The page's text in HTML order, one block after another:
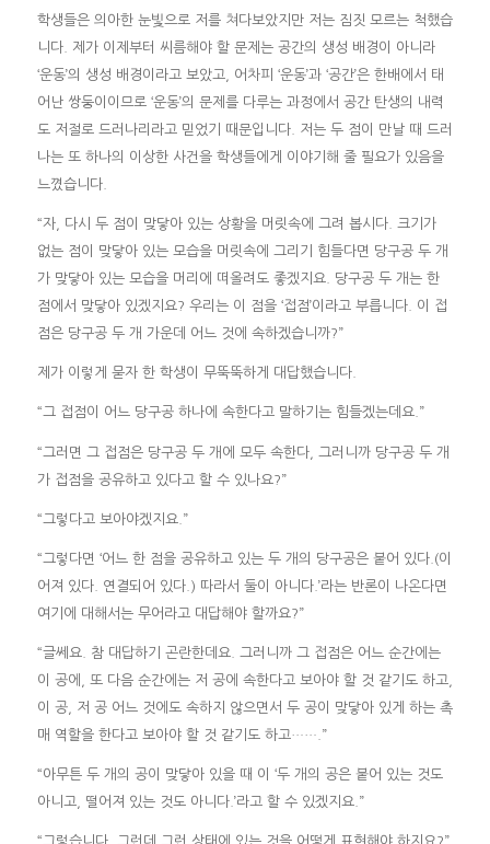
학생들은 의아한 눈빛으로 저를 쳐다보았지만 저는 짐짓 모르는 척했습
니다. 제가 이제부터 씨름해야 할 문제는 공간의 생성 배경이 아니라
‘운동’의 생성 배경이라고 보았고, 어차피 ‘운동’과 ‘공간’은 한배에서 태
어난 쌍둥이이므로 ‘운동’의 문제를 다루는 과정에서 공간 탄생의 내력
도 저절로 드러나리라고 믿었기 때문입니다. 저는 두 점이 만날 때 드러
나는 또 하나의 이상한 사건을 학생들에게 이야기해 줄 필요가 있음을
느꼈습니다.
“자, 다시 두 점이 맞닿아 있는 상황을 머릿속에 그려 봅시다. 크기가
없는 점이 맞닿아 있는 모습을 머릿속에 그리기 힘들다면 당구공 두 개
가 맞닿아 있는 모습을 머리에 떠올려도 좋겠지요. 당구공 두 개는 한
점에서 맞닿아 있겠지요? 우리는 이 점을 ‘접점’이라고 부릅니다. 이 접
점은 당구공 두 개 가운데 어느 것에 속하겠습니까?”
제가 이렇게 묻자 한 학생이 무뚝뚝하게 대답했습니다.
“그 접점이 어느 당구공 하나에 속한다고 말하기는 힘들겠는데요.”
“그러면 그 접점은 당구공 두 개에 모두 속한다, 그러니까 당구공 두 개
가 접점을 공유하고 있다고 할 수 있나요?”
“그렇다고 보아야겠지요.”
“그렇다면 ‘어느 한 점을 공유하고 있는 두 개의 당구공은 붙어 있다.(이
어져 있다. 연결되어 있다.) 따라서 둘이 아니다.’라는 반론이 나온다면
여기에 대해서는 무어라고 대답해야 할까요?”
“글쎄요. 참 대답하기 곤란한데요. 그러니까 그 접점은 어느 순간에는
이 공에, 또 다음 순간에는 저 공에 속한다고 보아야 할 것 같기도 하고,
이 공, 저 공 어느 것에도 속하지 않으면서 두 공이 맞닿아 있게 하는 촉
매 역할을 한다고 보아야 할 것 같기도 하고…….”
“아무튼 두 개의 공이 맞닿아 있을 때 이 ‘두 개의 공은 붙어 있는 것도
아니고, 떨어져 있는 것도 아니다.’라고 할 수 있겠지요.”
“그렇습니다. 그런데 그런 상태에 있는 것을 어떻게 표현해야 하지요?”